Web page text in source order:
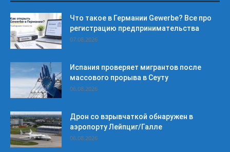
Что такое в Германии Gewerbe? Все про
регистрацию предпринимательства
07.08.2026
Испания проверяет мигрантов после
массового прорыва в Сеуту
06.08.2026
Дрон со взрывчаткой обнаружен в
аэропорту Лейпциг/Галле
06.08.2026